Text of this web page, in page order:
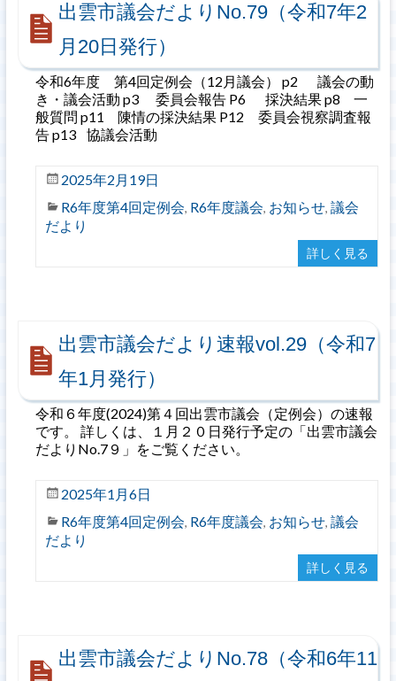
出雲市議会だよりNo.79（令和7年2
月20日発行）
令和6年度 第4回定例会（12月議会） p2 議会の動
き・議会活動 p3 委員会報告 P6 採決結果 p8 一
般質問 p11 陳情の採決結果 P12 委員会視察調査報
告 p13 協議会活動
2025年2月19日
R6年度第4回定例会, R6年度議会, お知らせ, 議会
だより
詳しく見る
出雲市議会だより速報vol.29（令和7
年1月発行）
令和６年度(2024)第４回出雲市議会（定例会）の速報
です。 詳しくは、１月２０日発行予定の「出雲市議会
だよりNo.7９」をご覧ください。
2025年1月6日
R6年度第4回定例会, R6年度議会, お知らせ, 議会
だより
詳しく見る
出雲市議会だよりNo.78（令和6年11